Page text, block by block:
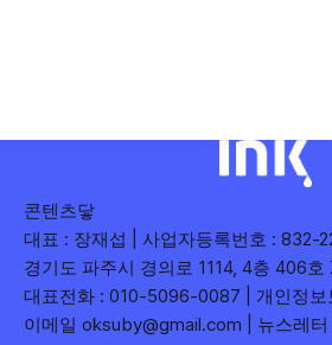
콘텐츠닿
대표 : 장재섭 | 사업자등록번호 : 832-
경기도 파주시 경의로 1114, 4층 406
대표전화 : 010-5096-0087 | 개인정보
이메일 oksuby@gmail.com | 뉴스레터